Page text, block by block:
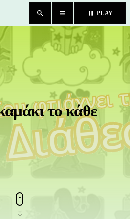
search menu pause PLAY
close
το κάθε